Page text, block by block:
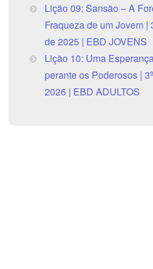
Lição 09: Sansão – A
Fraqueza de um Jovem |
de 2025 | EBD JOVENS
Lição 10: Uma
perante os Poderosos |
2026 | EBD ADULTOS